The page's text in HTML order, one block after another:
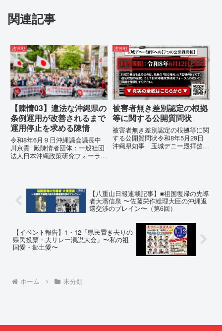
関連記事
法律戦
【陳情03】違法な沖縄県の
条例運用が改善されるまで
運用停止を求める陳情
令和8年6月９日沖縄議会議長中
川京貴 殿陳情者団体：一般社団
法人日本沖縄政策研究フォーラム
るまで運用停止を求める陳情陳情
の趣旨沖縄県は、「沖縄県...
法律戦
被害者無き差別認定の根拠
等に関する公開質問状
被害者無き差別認定の根拠等に関
する公開質問状令和8年5月29日
沖縄県知事 玉城デニー殿拝啓貴
【八重山日報連載記事】■祖国復帰の先導
者大濱信泉 〜佐藤栄作総理大臣の沖縄返
還交渉のブレイン〜（第6回）
【イベント報告】1・12「県民置き去りの
県民投票・大リレー演説大会」〜私の祖
国愛・郷土愛〜
ホーム 未分類